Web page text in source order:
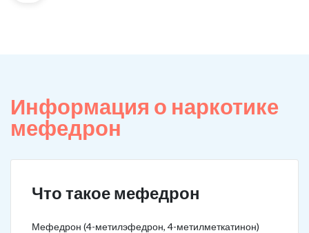
Информация о наркотике
мефедрон
Что такое мефедрон
Мефедрон (4-метилэфедрон, 4-метилметкатинон)